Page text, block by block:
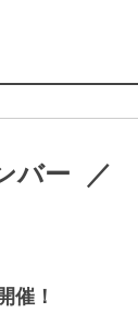
バー ／
催！